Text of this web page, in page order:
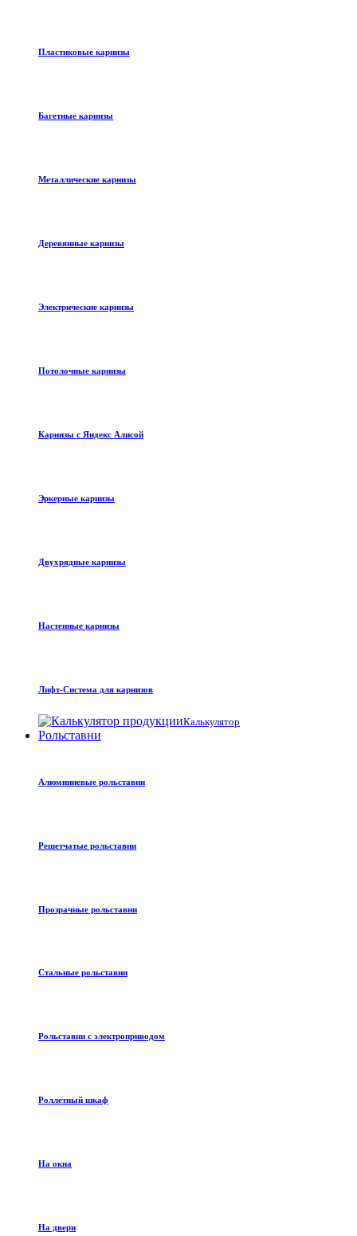
Пластиковые карнизы
Багетные карнизы
Металлические карнизы
Деревянные карнизы
Электрические карнизы
Потолочные карнизы
Карнизы с Яндекс Алисой
Эркерные карнизы
Двухрядные карнизы
Настенные карнизы
Лифт-Система для карнизов
Калькулятор
Рольставни
Алюминиевые рольставни
Решетчатые рольставни
Прозрачные рольставни
Стальные рольставни
Рольставни с электроприводом
Роллетный шкаф
На окна
На двери